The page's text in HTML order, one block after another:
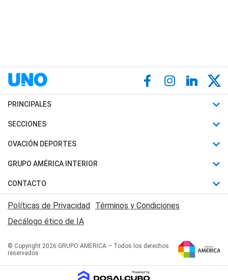
PRINCIPALES
Últimas Noticias
Política
Judiciales
Economia
SECCIONES
Horóscopo
Motores
Trucos caseros
Series y Películas
Edictos y Solicitadas
OVACIÓN DEPORTES
Fútbol
Mundial
Automovilismo
Rugby
Básquet
GRUPO AMÉRICA INTERIOR
Canal 7 en Vivo
San Juan 8
CONTACTO
Acerca de Nosotros
Contactanos
Políticas de Privacidad Términos y Condiciones
Decálogo ético de IA
© Copyright 2026 GRUPO AMERICA – Todos los derechos
reservados